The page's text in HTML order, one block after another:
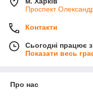
Проспект
Контакти
Сьогодні працює
Показати весь
Про нас